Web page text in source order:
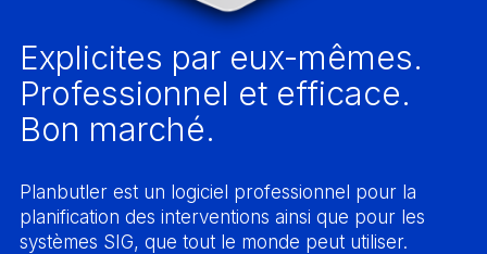
Explicites par eux-mêmes.
Professionnel et efficace.
Bon marché.
Planbutler est un logiciel professionnel pour la
planification des interventions ainsi que pour les
systèmes SIG, que tout le monde peut utiliser.